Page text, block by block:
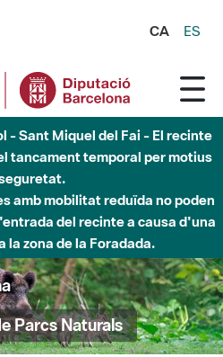
CA ES
- Sant Miquel del Fai - El recinte
tancament temporal per motius
amb mobilitat reduïda no poden
del recinte a causa d'una
la zona de la Foradada.
Parcs Naturals